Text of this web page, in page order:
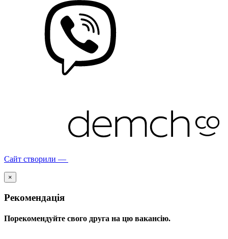
Сайт створили —
×
Рекомендація
Порекомендуйте свого друга на цю вакансію.